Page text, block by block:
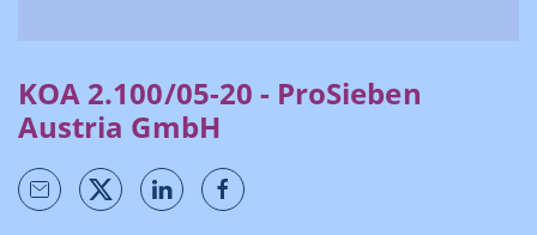
KOA 2.100/05-20 - ProSieben
Austria GmbH